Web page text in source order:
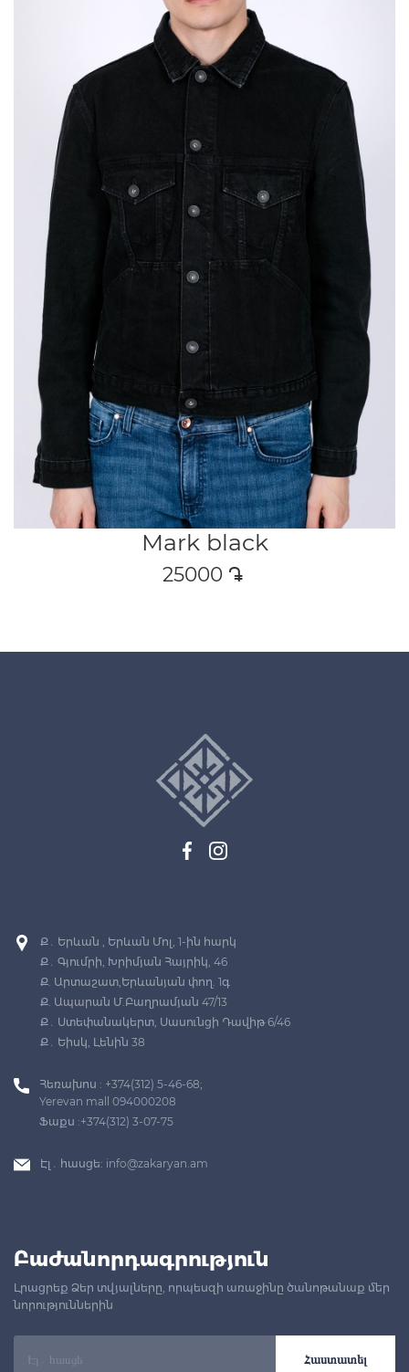
Mark black
25000 դր․
Ք․ Երևան , Երևան Մոլ, 1-ին հարկ
Ք․ Գյումրի, Խրիմյան Հայրիկ, 46
Ք. Արտաշատ,Երևանյան փող. 1գ
Ք. Ապարան Մ.Բաղրամյան 47/13
Ք․ Ստեփանակերտ, Սասունցի Դավիթ 6/46
Ք․ Եիսկ, Լենին 38
Հեռախոս : +374(312) 5-46-68;
Yerevan mall 094000208
Ֆաքս :+374(312) 3-07-75
Էլ․ հասցե: info@zakaryan.am
Բաժանորդագրություն
Լրացրեք Ձեր տվյալները, որպեսզի առաջինը ծանոթանաք մեր
նորություններին